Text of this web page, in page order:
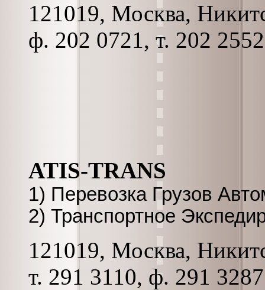
121019, Москва,
ф. 202 0721, т. 202 2552
ATIS-TRANS
1) Перевозка Грузов
2) Транспортное
121019, Москва,
т. 291 3110, ф. 291 3287